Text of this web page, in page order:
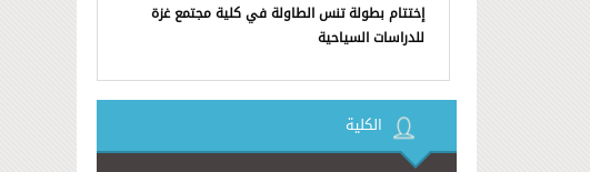
إختتام بطولة تنس الطاولة في كلية مجتمع غزة
للدراسات السياحية
الكلية